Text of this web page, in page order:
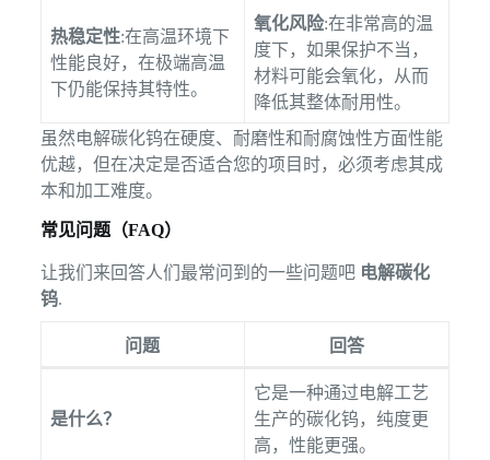
热稳定性:在高温环境下
性能良好，在极端高温
下仍能保持其特性。
氧化风险:在非常高的温
度下，如果保护不当，
材料可能会氧化，从而
降低其整体耐用性。
虽然电解碳化钨在硬度、耐磨性和耐腐蚀性方面性能
优越，但在决定是否适合您的项目时，必须考虑其成
本和加工难度。
常见问题（FAQ）
让我们来回答人们最常问到的一些问题吧 电解碳化
钨.
问题 回答
是什么？
它是一种通过电解工艺
生产的碳化钨，纯度更
高，性能更强。